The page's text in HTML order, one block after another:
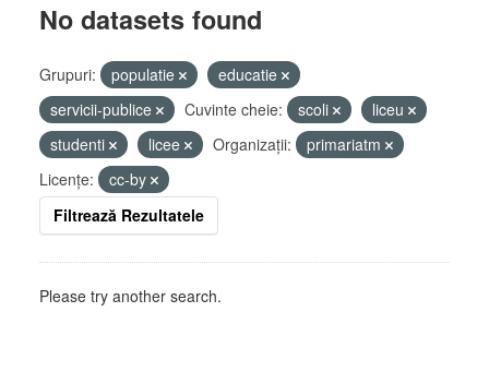
No datasets found
Grupuri: populatie
educatie
servicii-publice
Cuvinte cheie: scoli
liceu
studenti
licee Organizații:
primariatm
Licenţe:
cc-by
Filtrează Rezultatele
Please try another search.